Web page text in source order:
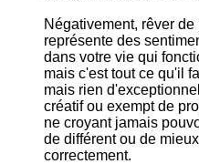
Négativement, rêver
représente des
dans votre vie qui
mais c'est tout ce qu'il
mais rien
créatif ou exempt de
ne croyant jamais
de différent ou de
correctement.